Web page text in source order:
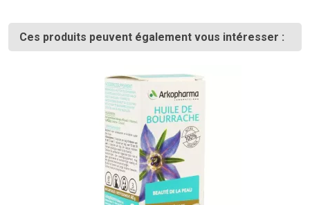
Ces produits peuvent également vous intéresser :